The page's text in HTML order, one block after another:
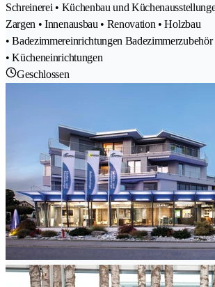
Schreinerei • Küchenbau und
Zargen • Innenausbau • Renovation • Holzbau
• Badezimmereinrichtungen
• Kücheneinrichtungen
Geschlossen